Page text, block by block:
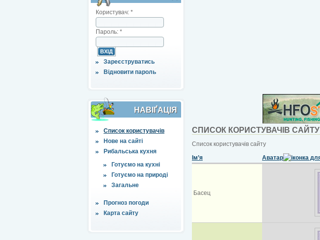
Користувач: *
Пароль: *
Зареєструватись
Відновити пароль
НАВІҐАЦІЯ
Список користувачів
Нове на сайті
Рибальська кухня
Готуємо на кухні
Готуємо на природі
Загальне
Прогноз погоди
Карта сайту
СПИСОК КОРИСТУВАЧІВ САЙТУ
Список користувачів сайту
Ім’я
Аватар
Басец